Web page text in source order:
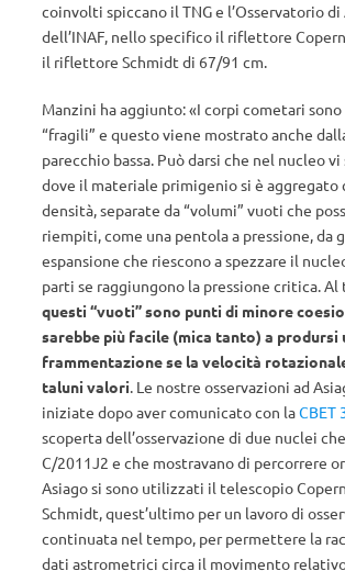
coinvolti spiccano il TNG e l’Osservatorio di
dell’INAF, nello specifico il riflettore
il riflettore Schmidt di 67/91 cm.
Manzini ha aggiunto: «I corpi cometari
“fragili” e questo viene mostrato anche
parecchio bassa. Può darsi che nel nucleo vi
dove il materiale primigenio si è aggregato
densità, separate da “volumi” vuoti che
riempiti, come una pentola a pressione, da
espansione che riescono a spezzare il
parti se raggiungono la pressione critica. Al
questi “vuoti” sono punti di minore
sarebbe più facile (mica tanto) a prodursi
frammentazione se la velocità
taluni valori. Le nostre osservazioni ad
iniziate dopo aver comunicato con laCBET
scoperta dell’osservazione di due nuclei
C/2011J2 e che mostravano di percorrere
Asiago si sono utilizzati il telescopio
Schmidt, quest’ultimo per un lavoro di
continuata nel tempo, per permettere la
dati astrometrici circa il movimento